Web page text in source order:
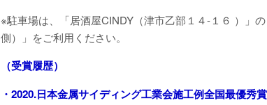
※駐車場は、「居酒屋CINDY（津市乙部１４-１６ ）」
側）」をご利用ください。
（受賞履歴）
・2020.日本金属サイディング工業会施工例全国最優秀